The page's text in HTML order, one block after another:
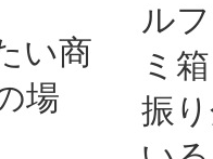
い商
場
ル
ミ
振